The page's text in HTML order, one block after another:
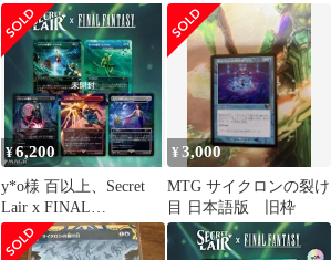
¥6,200
y*o様 百以上、Secret
Lair x FINAL
FANTASY、MTG
¥3,000
MTG サイクロンの裂け
目 日本語版 旧枠